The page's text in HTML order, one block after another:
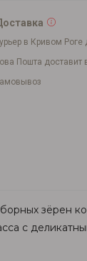
в Кривом Роге
Пошта доставит
зёрен
с